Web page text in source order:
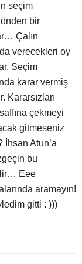
seçim
bir
Çalın
verecekleri oy
Seçim
karar vermiş
Kararsızları
çekmeyi
gitmeseniz
İhsan Atun’a
bu
Eee
aramayın!
gitti : )))